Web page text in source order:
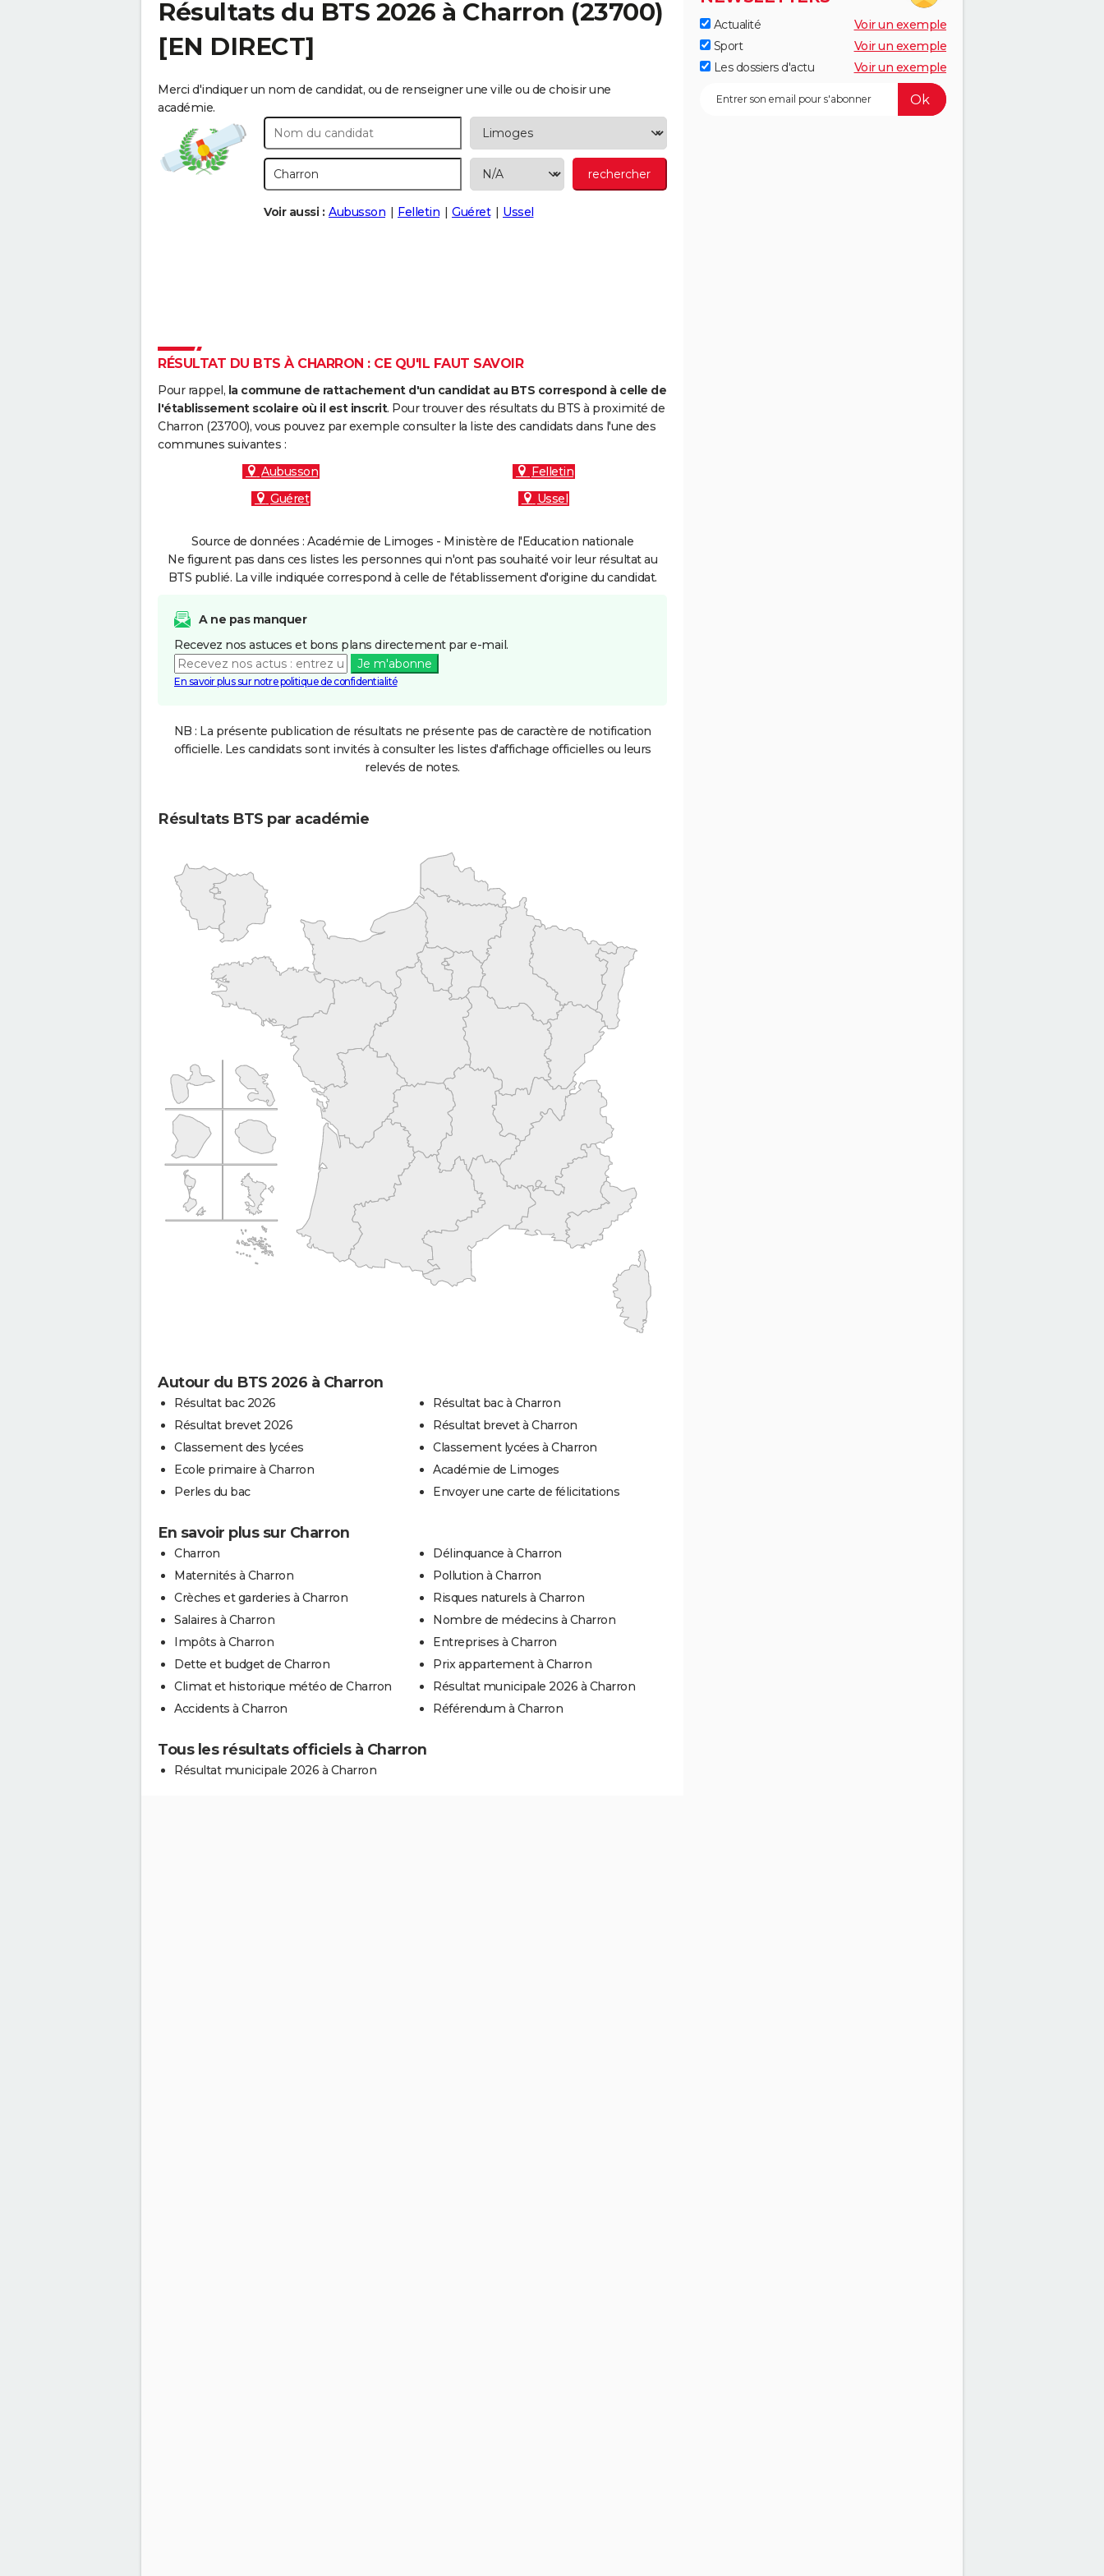
Résultats du BTS 2026 à Charron (23700)
[EN DIRECT]
Merci d'indiquer un nom de candidat, ou de renseigner une ville ou de choisir une
académie.
Voir aussi : Aubusson Felletin Guéret Ussel
RÉSULTAT DU BTS À CHARRON : CE QU'IL FAUT SAVOIR
Pour rappel, la commune de rattachement d'un candidat au BTS correspond à celle de
l'établissement scolaire où il est inscrit. Pour trouver des résultats du BTS à proximité de
Charron (23700), vous pouvez par exemple consulter la liste des candidats dans l'une des
communes suivantes :
Aubusson
Felletin
Guéret
Ussel
Source de données : Académie de Limoges - Ministère de l'Education nationale
Ne figurent pas dans ces listes les personnes qui n'ont pas souhaité voir leur résultat au
BTS publié. La ville indiquée correspond à celle de l'établissement d'origine du candidat.
A ne pas manquer
Recevez nos astuces et bons plans directement par e-mail.
Je m'abonne
En savoir plus sur notre politique de confidentialité
NB : La présente publication de résultats ne présente pas de caractère de notification
officielle. Les candidats sont invités à consulter les listes d'affichage officielles ou leurs
relevés de notes.
Résultats BTS par académie
Autour du BTS 2026 à Charron
Résultat bac 2026
Résultat brevet 2026
Classement des lycées
Ecole primaire à Charron
Perles du bac
Résultat bac à Charron
Résultat brevet à Charron
Classement lycées à Charron
Académie de Limoges
Envoyer une carte de félicitations
En savoir plus sur Charron
Charron
Maternités à Charron
Crèches et garderies à Charron
Salaires à Charron
Impôts à Charron
Dette et budget de Charron
Climat et historique météo de Charron
Accidents à Charron
Délinquance à Charron
Pollution à Charron
Risques naturels à Charron
Nombre de médecins à Charron
Entreprises à Charron
Prix appartement à Charron
Résultat municipale 2026 à Charron
Référendum à Charron
Tous les résultats officiels à Charron
Résultat municipale 2026 à Charron
Actualité
Voir un exemple
Sport
Voir un exemple
Les dossiers d'actu
Voir un exemple